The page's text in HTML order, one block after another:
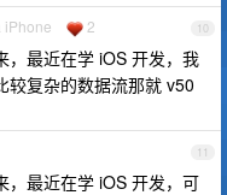
10
iPhone 2
，最近在学 iOS 开发，我
较复杂的数据流那就 v50
11
，最近在学 iOS 开发，可